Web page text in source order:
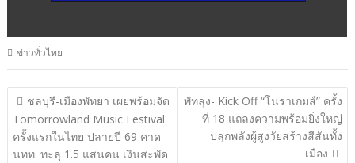
ข่าวทั่วไทย
แนะแนว
เรื่อง
ชลบุรี-เมืองพัทยา เผยพร้อมจัด
Tomorrowland Music Festival
ครั้งแรกในไทย ปลายปี 69 คาด
นทท. ทะลุ 1.5 แสนคน เงินสะพัด
พัทลุง- Kick Off “โนราเกมส์” ครั้ง
ที่ 18 แถลงความพร้อมยิ่งใหญ่
ปลุกพลังผู้สูงวัยสร้างสีสันทั้ง
เมือง